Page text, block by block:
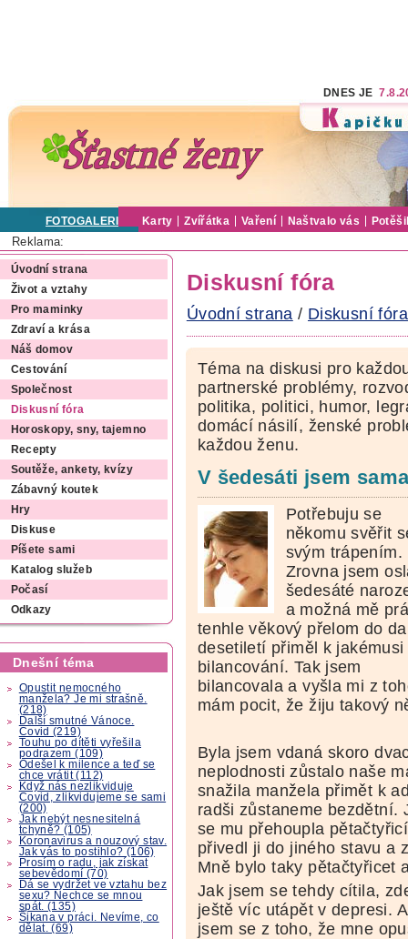
DNES JE
FOTOGALERIE Karty Zvířátka Vaření Naštvalo vás
Reklama:
Úvodní strana
Život a vztahy
Pro maminky
Zdraví a krása
Náš domov
Cestování
Společnost
Diskusní fóra
Horoskopy, sny, tajemno
Recepty
Soutěže, ankety, kvízy
Zábavný koutek
Hry
Diskuse
Píšete sami
Katalog služeb
Počasí
Odkazy
Dnešní téma
Opustit nemocného
manžela? Je mi strašně.
(218)
Další smutné Vánoce.
Covid (219)
Touhu po dítěti vyřešila
podrazem (109)
Odešel k milence a teď se
chce vrátit (112)
Když nás nezlikviduje
Covid, zlikvidujeme se sami
(200)
Jak nebýt nesnesitelná
tchyně? (105)
Koronavirus a nouzový stav.
Jak vás to postihlo? (106)
Prosím o radu, jak získat
sebevědomí (70)
Dá se vydržet ve vztahu bez
sexu? Nechce se mnou
spát. (135)
Šikana v práci. Nevíme, co
dělat. (69)
Diskusní fóra
Úvodní strana / Diskusní fóra
Téma na diskusi pro
partnerské problémy,
politika, politici, humor,
domácí násilí, ženské
každou ženu.
V šedesáti jsem
Potřebuju se
někomu svěřit
svým trápením.
Zrovna jsem
šedesáté
a možná mě
tenhle věkový přelom do
desetiletí přiměl k jakémusi
bilancování. Tak jsem
bilancovala a vyšla mi z
mám pocit, že žiju takový
Byla jsem vdaná skoro
neplodnosti zůstalo naše
snažila manžela přimět k
radši zůstaneme bezdětní.
se mu přehoupla
přivedl ji do jiného stavu a
Mně bylo taky pětačtyřicet
Jak jsem se tehdy cítila,
ještě víc utápět v depresi.
jsem se z toho, že mne